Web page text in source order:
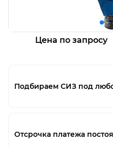
Открыть изображение
Цена по запросу
Подбираем СИЗ под
Отсрочка платежа